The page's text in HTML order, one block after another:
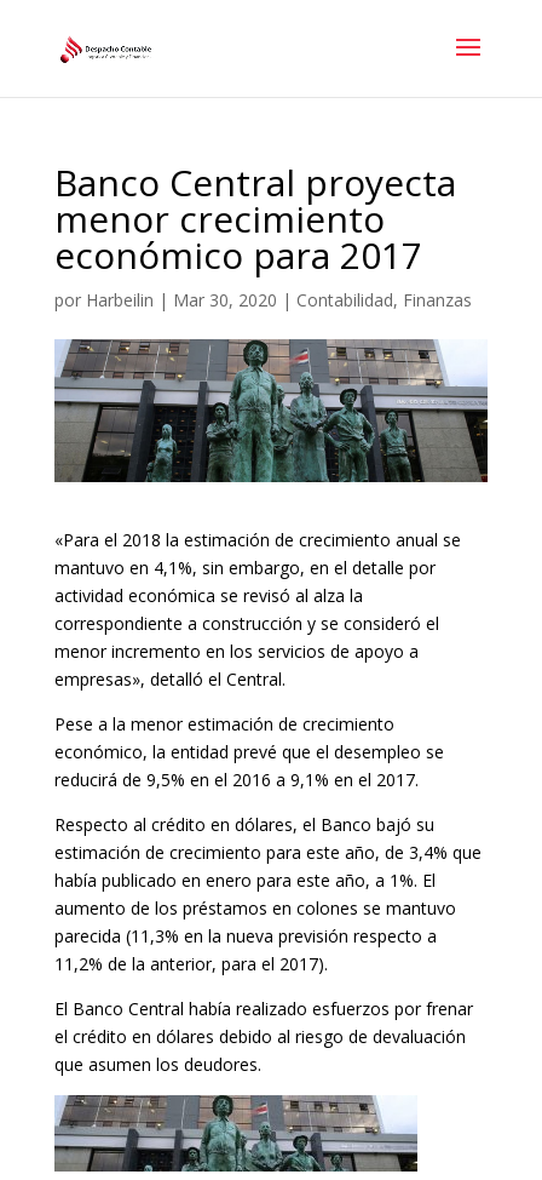
Banco Central proyecta
menor crecimiento
económico para 2017
por Harbeilin | Mar 30, 2020 | Contabilidad, Finanzas
«Para el 2018 la estimación de crecimiento anual se
mantuvo en 4,1%, sin embargo, en el detalle por
actividad económica se revisó al alza la
correspondiente a construcción y se consideró el
menor incremento en los servicios de apoyo a
empresas», detalló el Central.
Pese a la menor estimación de crecimiento
económico, la entidad prevé que el desempleo se
reducirá de 9,5% en el 2016 a 9,1% en el 2017.
Respecto al crédito en dólares, el Banco bajó su
estimación de crecimiento para este año, de 3,4% que
había publicado en enero para este año, a 1%. El
aumento de los préstamos en colones se mantuvo
parecida (11,3% en la nueva previsión respecto a
11,2% de la anterior, para el 2017).
El Banco Central había realizado esfuerzos por frenar
el crédito en dólares debido al riesgo de devaluación
que asumen los deudores.